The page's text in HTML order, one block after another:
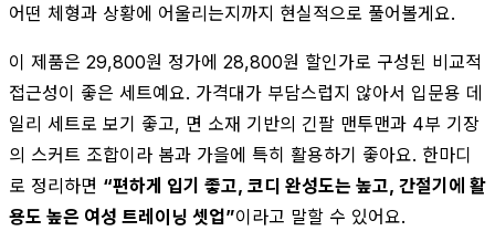
어떤 체형과 상황에 어울리는지까지 현실적으로 풀어볼게요.
이 제품은 29,800원 정가에 28,800원 할인가로 구성된 비교적
접근성이 좋은 세트예요. 가격대가 부담스럽지 않아서 입문용 데
일리 세트로 보기 좋고, 면 소재 기반의 긴팔 맨투맨과 4부 기장
의 스커트 조합이라 봄과 가을에 특히 활용하기 좋아요. 한마디
로 정리하면 “편하게 입기 좋고, 코디 완성도는 높고, 간절기에 활
용도 높은 여성 트레이닝 셋업”이라고 말할 수 있어요.